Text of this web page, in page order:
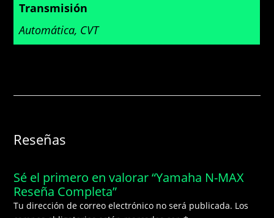
Transmisión
Automática, CVT
Reseñas
Sé el primero en valorar “Yamaha N-MAX
Reseña Completa”
Tu dirección de correo electrónico no será publicada. Los